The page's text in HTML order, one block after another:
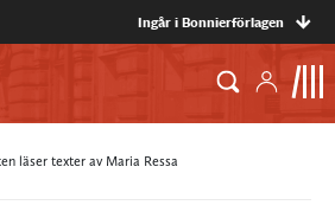
Ingår i Bonnierförlagen
läser texter av Maria Ressa